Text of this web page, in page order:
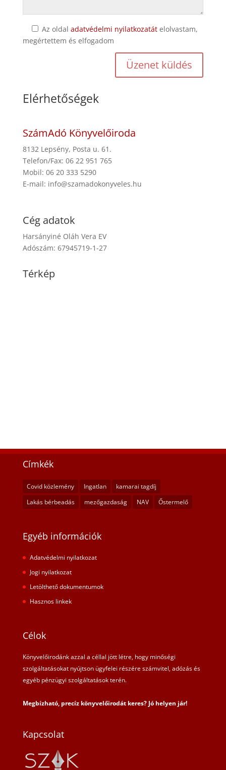
Az oldaladatvédelmi nyilatkozatát elolvastam,
megértettem és elfogadom
Elérhetőségek
SzámAdó Könyvelőiroda
8132 Lepsény, Posta u. 61.
Telefon/Fax: 06 22 951 765
Mobil: 06 20 333 5290
E-mail: info@szamadokonyveles.hu
Cég adatok
Harsányiné Oláh Vera EV
Adószám: 67945719-1-27
Térkép
Címkék
Covid közlemény Ingatlan
kamarai tagdíj
Lakás bérbeadás
mezőgazdaság NAV Őstermelő
Egyéb információk
Adatvédelmi nyilatkozat
Jogi nyilatkozat
Letölthető dokumentumok
Hasznos linkek
Célok
Könyvelőirodánk azzal a céllal jött létre, hogy minőségi
szolgáltatásokat nyújtson ügyfelei részére számvitel, adózás és
egyéb pénzügyi szolgáltatások terén.
Megbízható, precíz könyvelőirodát keres? Jó helyen jár!
Kapcsolat